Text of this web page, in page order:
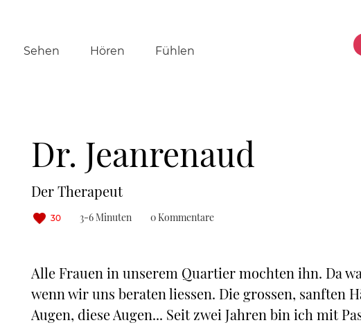
Sehen Hören Fühlen
Dr. Jeanrenaud
Der Therapeut
30 3-6 Minuten 0 Kommentare
Alle Frauen in unserem Quartier mochten ihn. Da
wenn wir uns beraten liessen. Die grossen, sanften
Augen, diese Augen... Seit zwei Jahren bin ich mit